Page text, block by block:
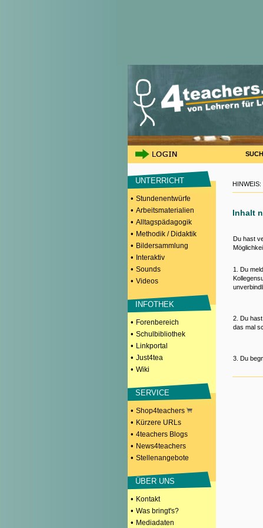
UNTERRICHT
• Stundenentwürfe
• Arbeitsmaterialien
• Alltagspädagogik
• Methodik / Didaktik
• Bildersammlung
• Interaktiv
• Sounds
• Videos
INFOTHEK
• Forenbereich
• Schulbibliothek
• Linkportal
• Just4tea
• Wiki
SERVICE
• Shop4teachers
• Kürzere URLs
• 4teachers Blogs
• News4teachers
• Stellenangebote
ÜBER UNS
• Kontakt
• Was bringt's?
• Mediadaten
HINWEIS:
Inhalt
Du hast
1. Du
2. Du
das mal
3. Du